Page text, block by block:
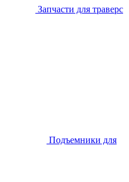
Запчасти для траверс
Подъемники для